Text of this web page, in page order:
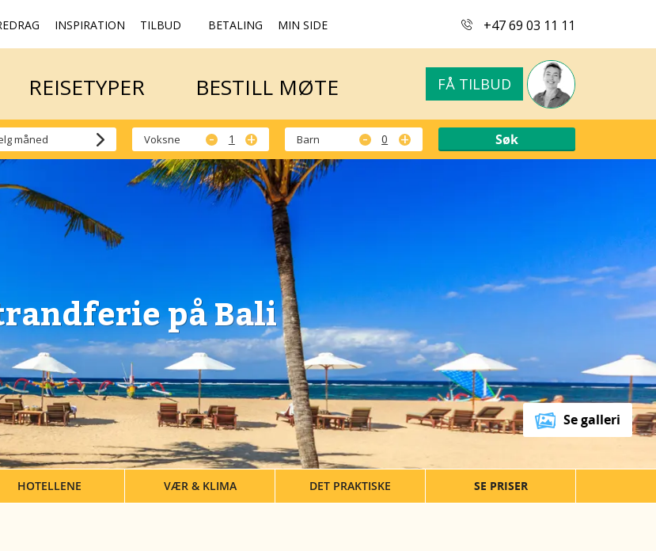
+47 69 03 11 11
INSPIRATION TILBUD BETALING MIN SIDE
REISETYPER BESTILL MØTE FÅ TILBUD
REISETYPER BESTILL MØTE FÅ TILBUD
Voksne - + Barn - +
på Bali
Se galleri
HOTELLENE VÆR & KLIMA DET PRAKTISKE SE PRISER